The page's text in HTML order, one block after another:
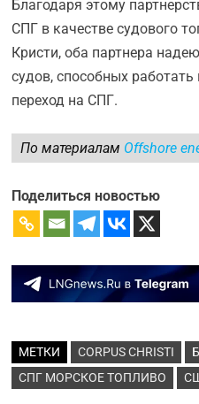
Благодаря этому
СПГ в качестве судового
Кристи, оба партнера
судов, способных
переход на СПГ.
По материалам Offshore
Поделиться новостью
МЕТКИ CORPUS CHRISTI
СПГ МОРСКОЕ ТОПЛИВО